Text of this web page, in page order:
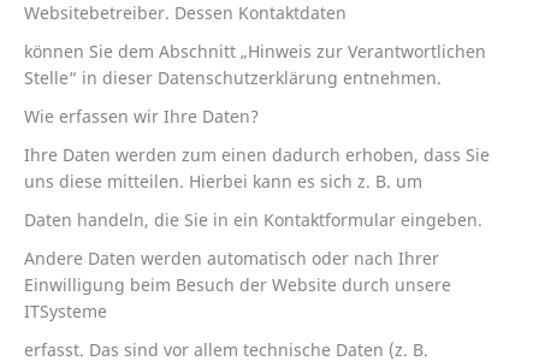
Websitebetreiber. Dessen Kontaktdaten
können Sie dem Abschnitt „Hinweis zur Verantwortlichen
Stelle“ in dieser Datenschutzerklärung entnehmen.
Wie erfassen wir Ihre Daten?
Ihre Daten werden zum einen dadurch erhoben, dass Sie
uns diese mitteilen. Hierbei kann es sich z. B. um
Daten handeln, die Sie in ein Kontaktformular eingeben.
Andere Daten werden automatisch oder nach Ihrer
Einwilligung beim Besuch der Website durch unsere
ITSysteme
erfasst. Das sind vor allem technische Daten (z. B.